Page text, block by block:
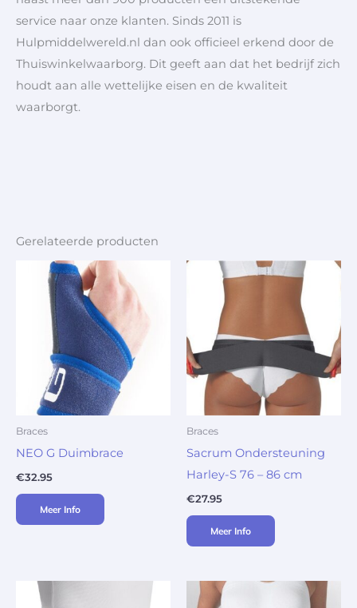
service naar onze klanten. Sinds 2011 is
Hulpmiddelwereld.nl dan ook officieel erkend door de
Thuiswinkelwaarborg. Dit geeft aan dat het bedrijf zich
houdt aan alle wettelijke eisen en de kwaliteit
waarborgt.
Gerelateerde producten
Braces
NEO G Duimbrace
€32.95
Meer Info
Braces
Sacrum Ondersteuning
Harley-S 76 – 86 cm
€27.95
Meer Info